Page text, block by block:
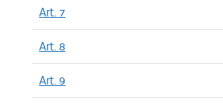
Art. 7
Art. 8
Art. 9